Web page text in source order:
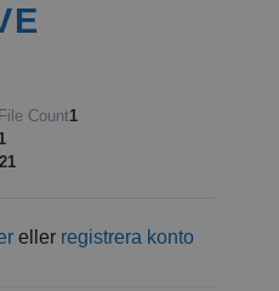
Count1
eller registrera konto